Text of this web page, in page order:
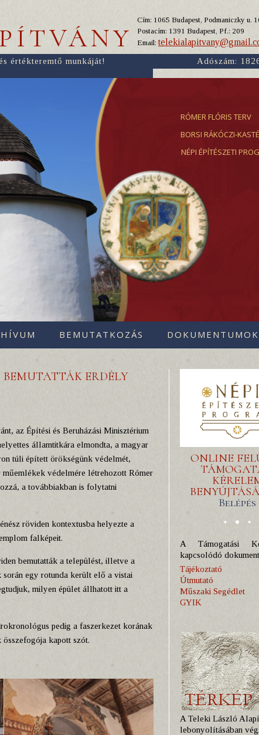
Cím: 1065 Budapest, Podmaniczky u.
Postacím: 1391 Budapest, Pf.: 209
Email:
értékteremtő munkáját!
Adószám:
RÓMER FLÓRIS TERV
BORSI RÁKÓCZI-
NÉPI ÉPÍTÉSZETI
BEMUTATKOZÁS DOKUMENTUMOK
ERDÉLY
az Építési és Beruházási Minisztérium
államtitkára elmondta, a magyar
túli épített örökségünk védelmét,
műemlékek védelmére létrehozott Rómer
a továbbiakban is folytatni
röviden kontextusba helyezte a
falképeit.
bemutatták a települést, illetve a
egy rotunda került elő a vistai
milyen épület állhatott itt a
pedig a faszerkezet korának
kapott szót.
ONLINE
Belépés
A Támogatási
kapcsolódó
Tájékoztató
Útmutató
Műszaki Segédlet
GYIK
A Teleki László
lebonyolításában